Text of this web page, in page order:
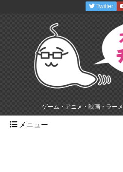
ゲーム・アニメ・映画・ラー
メニュー
Twitter